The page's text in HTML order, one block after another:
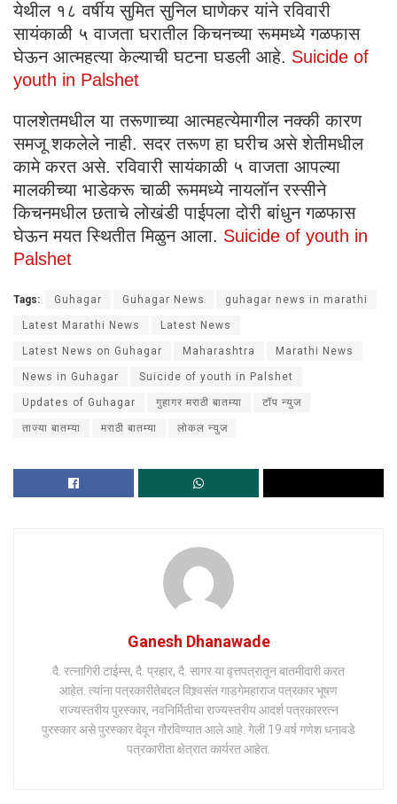
येथील १८ वर्षीय सुमित सुनिल घाणेकर यांने रविवारी
सायंकाळी ५ वाजता घरातील किचनच्या रूममध्ये गळफास
घेऊन आत्महत्या केल्याची घटना घडली आहे. Suicide of
youth in Palshet
पालशेतमधील या तरूणाच्या आत्महत्येमागील नक्की कारण
समजू शकलेले नाही. सदर तरूण हा घरीच असे शेतीमधील
कामे करत असे. रविवारी सायंकाळी ५ वाजता आपल्या
मालकीच्या भाडेकरू चाळी रूममध्ये नायलॉन रस्सीने
किचनमधील छताचे लोखंडी पाईपला दोरी बांधुन गळफास
घेऊन मयत स्थितीत मिळुन आला. Suicide of youth in
Palshet
Tags: Guhagar Guhagar News guhagar news in marathi
Latest Marathi News Latest News
Latest News on Guhagar Maharashtra Marathi News
News in Guhagar Suicide of youth in Palshet
Updates of Guhagar गुहागर मराठी बातम्या टॉप न्युज
ताज्या बातम्या मराठी बातम्या लोकल न्युज
Ganesh Dhanawade
दै. रत्नागिरी टाईम्स, दै. प्रहार, दै. सागर या वृत्तपत्रातून बातमीदारी करत
आहेत. त्यांना पत्रकारीतेबद्दल विश्र्वसंत गाडगेमहाराज पत्रकार भूषण
राज्यस्तरीय पुरस्कार, नवनिर्मितीचा राज्यस्तरीय आदर्श पत्रकाररत्न
पुरस्कार असे पुरस्कार देवून गौरविण्यात आले आहे. गेली 19 वर्ष गणेश धनावडे
पत्रकारीता क्षेत्रात कार्यरत आहेत.